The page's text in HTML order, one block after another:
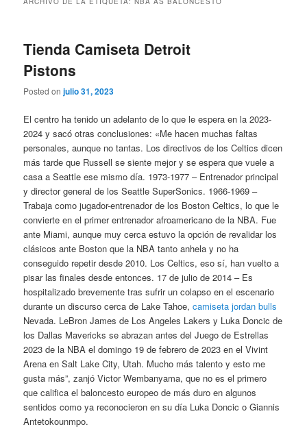
Tienda Camiseta Detroit
Pistons
Posted onjulio 31, 2023
El centro ha tenido un adelanto de lo que le espera en la 2023-
2024 y sacó otras conclusiones: «Me hacen muchas faltas
personales, aunque no tantas. Los directivos de los Celtics dicen
más tarde que Russell se siente mejor y se espera que vuele a
casa a Seattle ese mismo día. 1973-1977 – Entrenador principal
y director general de los Seattle SuperSonics. 1966-1969 –
Trabaja como jugador-entrenador de los Boston Celtics, lo que le
convierte en el primer entrenador afroamericano de la NBA. Fue
ante Miami, aunque muy cerca estuvo la opción de revalidar los
clásicos ante Boston que la NBA tanto anhela y no ha
conseguido repetir desde 2010. Los Celtics, eso sí, han vuelto a
pisar las finales desde entonces. 17 de julio de 2014 – Es
hospitalizado brevemente tras sufrir un colapso en el escenario
durante un discurso cerca de Lake Tahoe,camiseta jordan bulls
Nevada. LeBron James de Los Angeles Lakers y Luka Doncic de
los Dallas Mavericks se abrazan antes del Juego de Estrellas
2023 de la NBA el domingo 19 de febrero de 2023 en el Vivint
Arena en Salt Lake City, Utah. Mucho más talento y esto me
gusta más”, zanjó Victor Wembanyama, que no es el primero
que califica el baloncesto europeo de más duro en algunos
sentidos como ya reconocieron en su día Luka Doncic o Giannis
Antetokounmpo.